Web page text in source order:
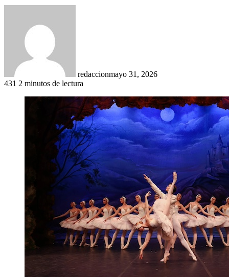
redaccionmayo 31, 2026
431 2 minutos de lectura